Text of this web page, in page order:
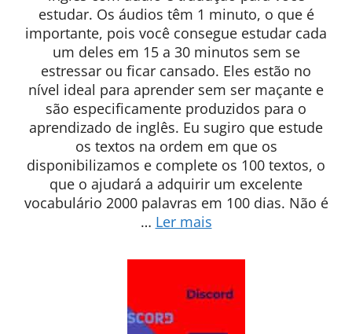
estudar. Os áudios têm 1 minuto, o que é
importante, pois você consegue estudar cada
um deles em 15 a 30 minutos sem se
estressar ou ficar cansado. Eles estão no
nível ideal para aprender sem ser maçante e
são especificamente produzidos para o
aprendizado de inglês. Eu sugiro que estude
os textos na ordem em que os
disponibilizamos e complete os 100 textos, o
que o ajudará a adquirir um excelente
vocabulário 2000 palavras em 100 dias. Não é
… Ler mais